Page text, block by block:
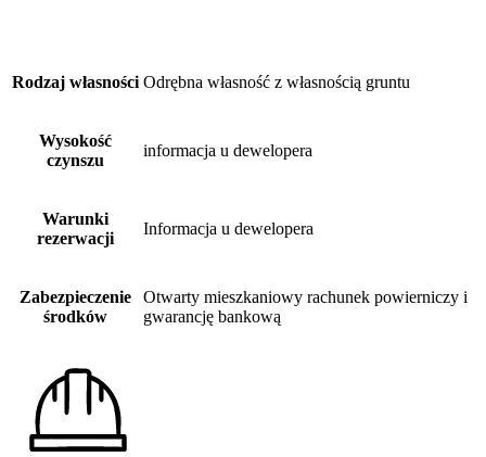
Rodzaj własności Odrębna własność z własnością gruntu
Wysokość
czynszu
informacja u dewelopera
Warunki
rezerwacji
Informacja u dewelopera
Zabezpieczenie
środków
Otwarty mieszkaniowy rachunek powierniczy i
gwarancję bankową